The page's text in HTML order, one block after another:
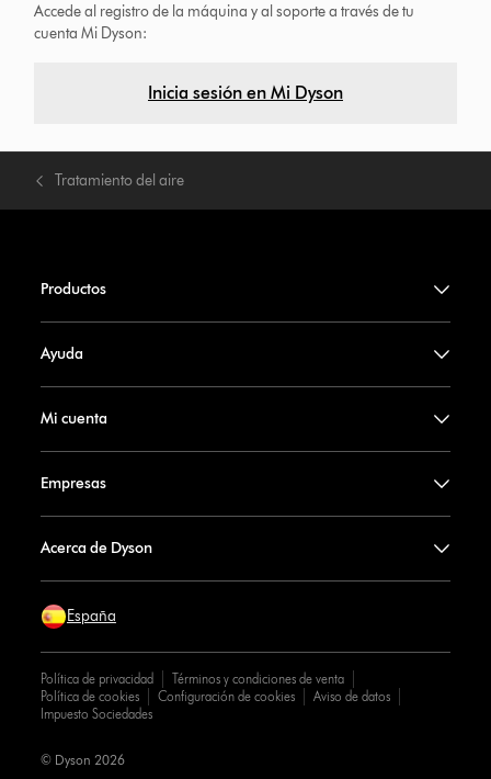
Accede al registro de la máquina y al soporte a través de tu
cuenta Mi Dyson:
Inicia sesión en Mi Dyson
Tratamiento del aire
Productos
Ayuda
Mi cuenta
Empresas
Acerca de Dyson
España
Política de privacidad
Términos y condiciones de venta
Política de cookies
Configuración de cookies
Aviso de datos
Impuesto Sociedades
© Dyson 2026